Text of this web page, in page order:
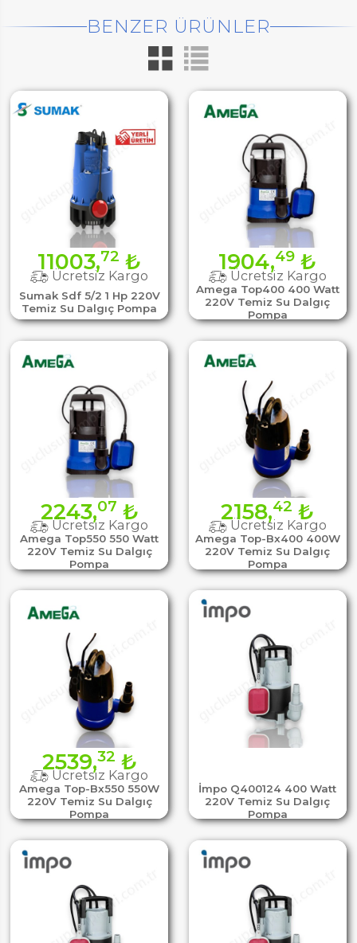
BENZER ÜRÜNLER
Sumak Sdf 5/2 1 Hp 220V
Temiz Su Dalgıç Pompa
11003,72 ₺
Ücretsiz Kargo
Amega Top400 400 Watt
220V Temiz Su Dalgıç
Pompa
1904,49 ₺
Ücretsiz Kargo
Amega Top550 550 Watt
220V Temiz Su Dalgıç
Pompa
2243,07 ₺
Ücretsiz Kargo
Amega Top-Bx400 400W
220V Temiz Su Dalgıç
Pompa
2158,42 ₺
Ücretsiz Kargo
Amega Top-Bx550 550W
220V Temiz Su Dalgıç
Pompa
2539,32 ₺
Ücretsiz Kargo
İmpo Q400124 400 Watt
220V Temiz Su Dalgıç
Pompa